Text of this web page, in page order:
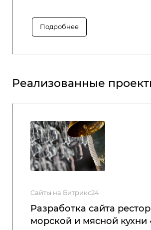
Подробнее
Реализованные
Сайты на Битрикс24
Разработка сайта
морской и мясной кухни